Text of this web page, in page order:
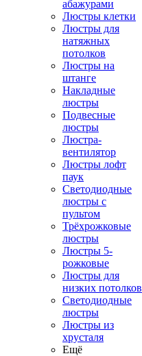
абажурами
Люстры клетки
Люстры для
натяжных
потолков
Люстры на
штанге
Накладные
люстры
Подвесные
люстры
Люстра-
вентилятор
Люстры лофт
паук
Светодиодные
люстры с
пультом
Трёхрожковые
люстры
Люстры 5-
рожковые
Люстры для
низких потолков
Cветодиодные
люстры
Люстры из
хрусталя
Ещё